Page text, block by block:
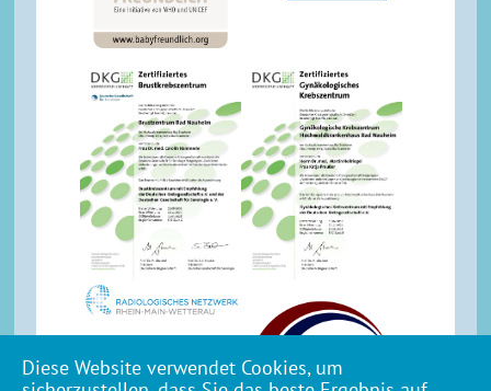
Diese Website verwendet Cookies, um